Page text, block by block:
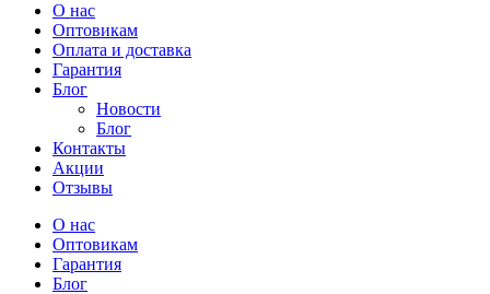
О нас
Оптовикам
Оплата и доставка
Гарантия
Блог
Новости
Блог
Контакты
Акции
Отзывы
О нас
Оптовикам
Гарантия
Блог